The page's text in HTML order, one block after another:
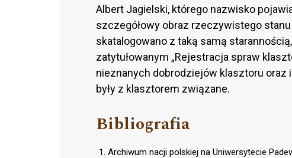
Albert Jagielski, którego nazwisko
szczegółowy obraz rzeczywistego
skatalogowano z taką samą
zatytułowanym „Rejestracja spraw
nieznanych dobrodziejów klasztoru
były z klasztorem związane.
Bibliografia
Archiwum nacji polskiej na Uniwersytecie